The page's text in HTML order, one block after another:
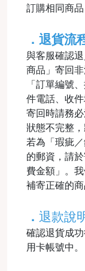
訂購相同商
．退貨流
與客服確認
商品」寄回
「訂單編號
件電話、收件
寄回時請務
狀態不完整，
若為「瑕疵
的郵資，請
費金額」。
補寄正確的商
． 退款說
確認退貨成
用卡帳號中。